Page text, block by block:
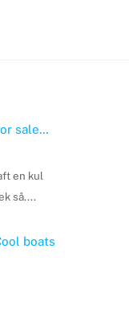
sale…
en kul
så....
boats